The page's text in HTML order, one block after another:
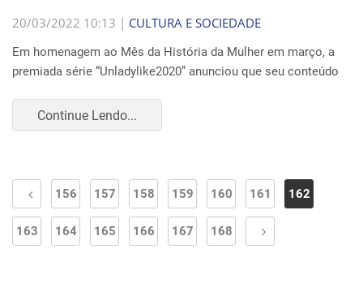
20/03/2022 10:13 | CULTURA E SOCIEDADE
Em homenagem ao Mês da História da Mulher em março, a
premiada série “Unladylike2020” anunciou que seu conteúdo
Continue Lendo...
156 157 158 159 160 161 162
163 164 165 166 167 168